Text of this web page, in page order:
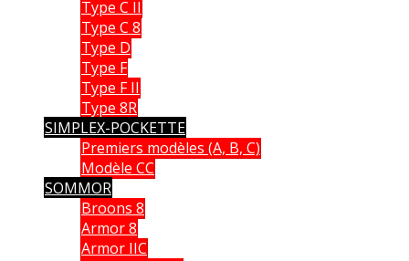
Type C II
Type C 8
Type D
Type F
Type F II
Type 8R
SIMPLEX-POCKETTE
Premiers modèles (A, B, C)
Modèle CC
SOMMOR
Broons 8
Armor 8
Armor IIC